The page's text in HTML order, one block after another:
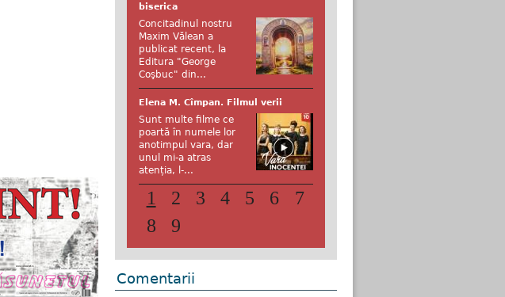
biserica
Concitadinul nostru
Maxim Vălean a
publicat recent, la
Editura "George
Coşbuc" din...
Elena M. Cîmpan. Filmul verii
Sunt multe filme ce
poartă în numele lor
anotimpul vara, dar
unul mi-a atras
atenția, l-...
1 2 3 4 5 6
7
8
9
Comentarii